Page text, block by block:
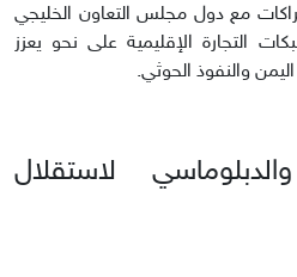
مع دول مجلس التعاون الخليجي
التجارة الإقليمية على نحو يعزز
والنفوذ الحوثي.
لاستقلال